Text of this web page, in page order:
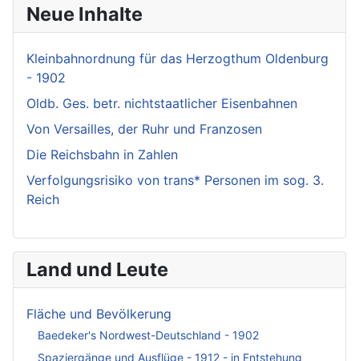
Neue Inhalte
Kleinbahnordnung für das Herzogthum Oldenburg
- 1902
Oldb. Ges. betr. nichtstaatlicher Eisenbahnen
Von Versailles, der Ruhr und Franzosen
Die Reichsbahn in Zahlen
Verfolgungsrisiko von trans* Personen im sog. 3.
Reich
Land und Leute
Fläche und Bevölkerung
Baedeker's Nordwest-Deutschland - 1902
Spaziergänge und Ausflüge - 1912 - in Entstehung